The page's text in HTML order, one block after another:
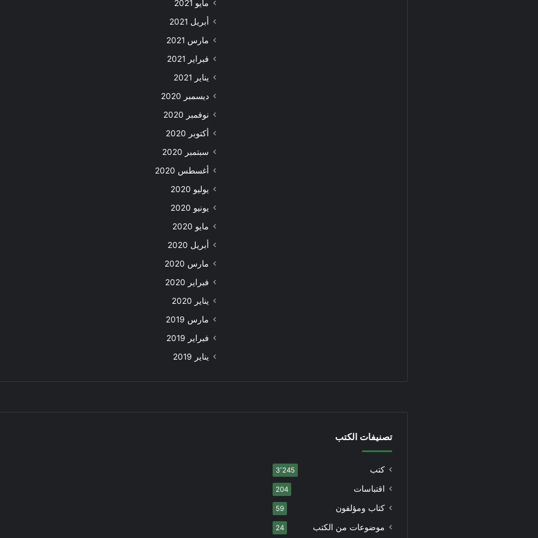
مايو 2021
أبريل 2021
مارس 2021
فبراير 2021
يناير 2021
ديسمبر 2020
نوفمبر 2020
أكتوبر 2020
سبتمبر 2020
أغسطس 2020
يوليو 2020
يونيو 2020
مايو 2020
أبريل 2020
مارس 2020
فبراير 2020
يناير 2020
مارس 2019
فبراير 2019
يناير 2019
تصنيفات الكتب
كتب 3٬245
اقتباسات 204
كتاب ومؤلفون 59
موضوعات من الكتب 24